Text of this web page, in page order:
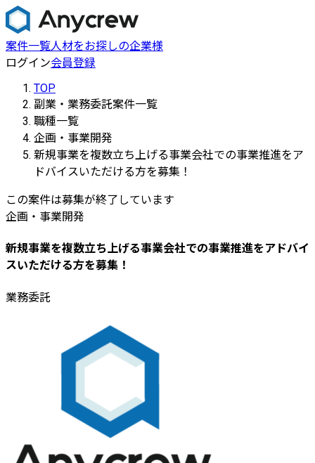
案件一覧人材をお探しの企業様
ログイン会員登録
TOP
副業・業務委託案件一覧
職種一覧
企画・事業開発
新規事業を複数立ち上げる事業会社での事業推進をア
ドバイスいただける方を募集！
この案件は募集が終了しています
企画・事業開発
新規事業を複数立ち上げる事業会社での事業推進をアドバイ
スいただける方を募集！
業務委託